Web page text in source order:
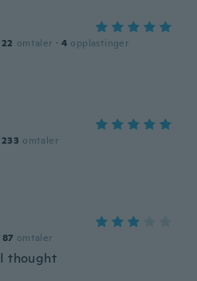
22 omtaler · 4 opplastinger
233 omtaler
87 omtaler
thought